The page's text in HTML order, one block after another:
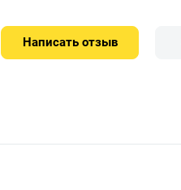
Написать отзыв